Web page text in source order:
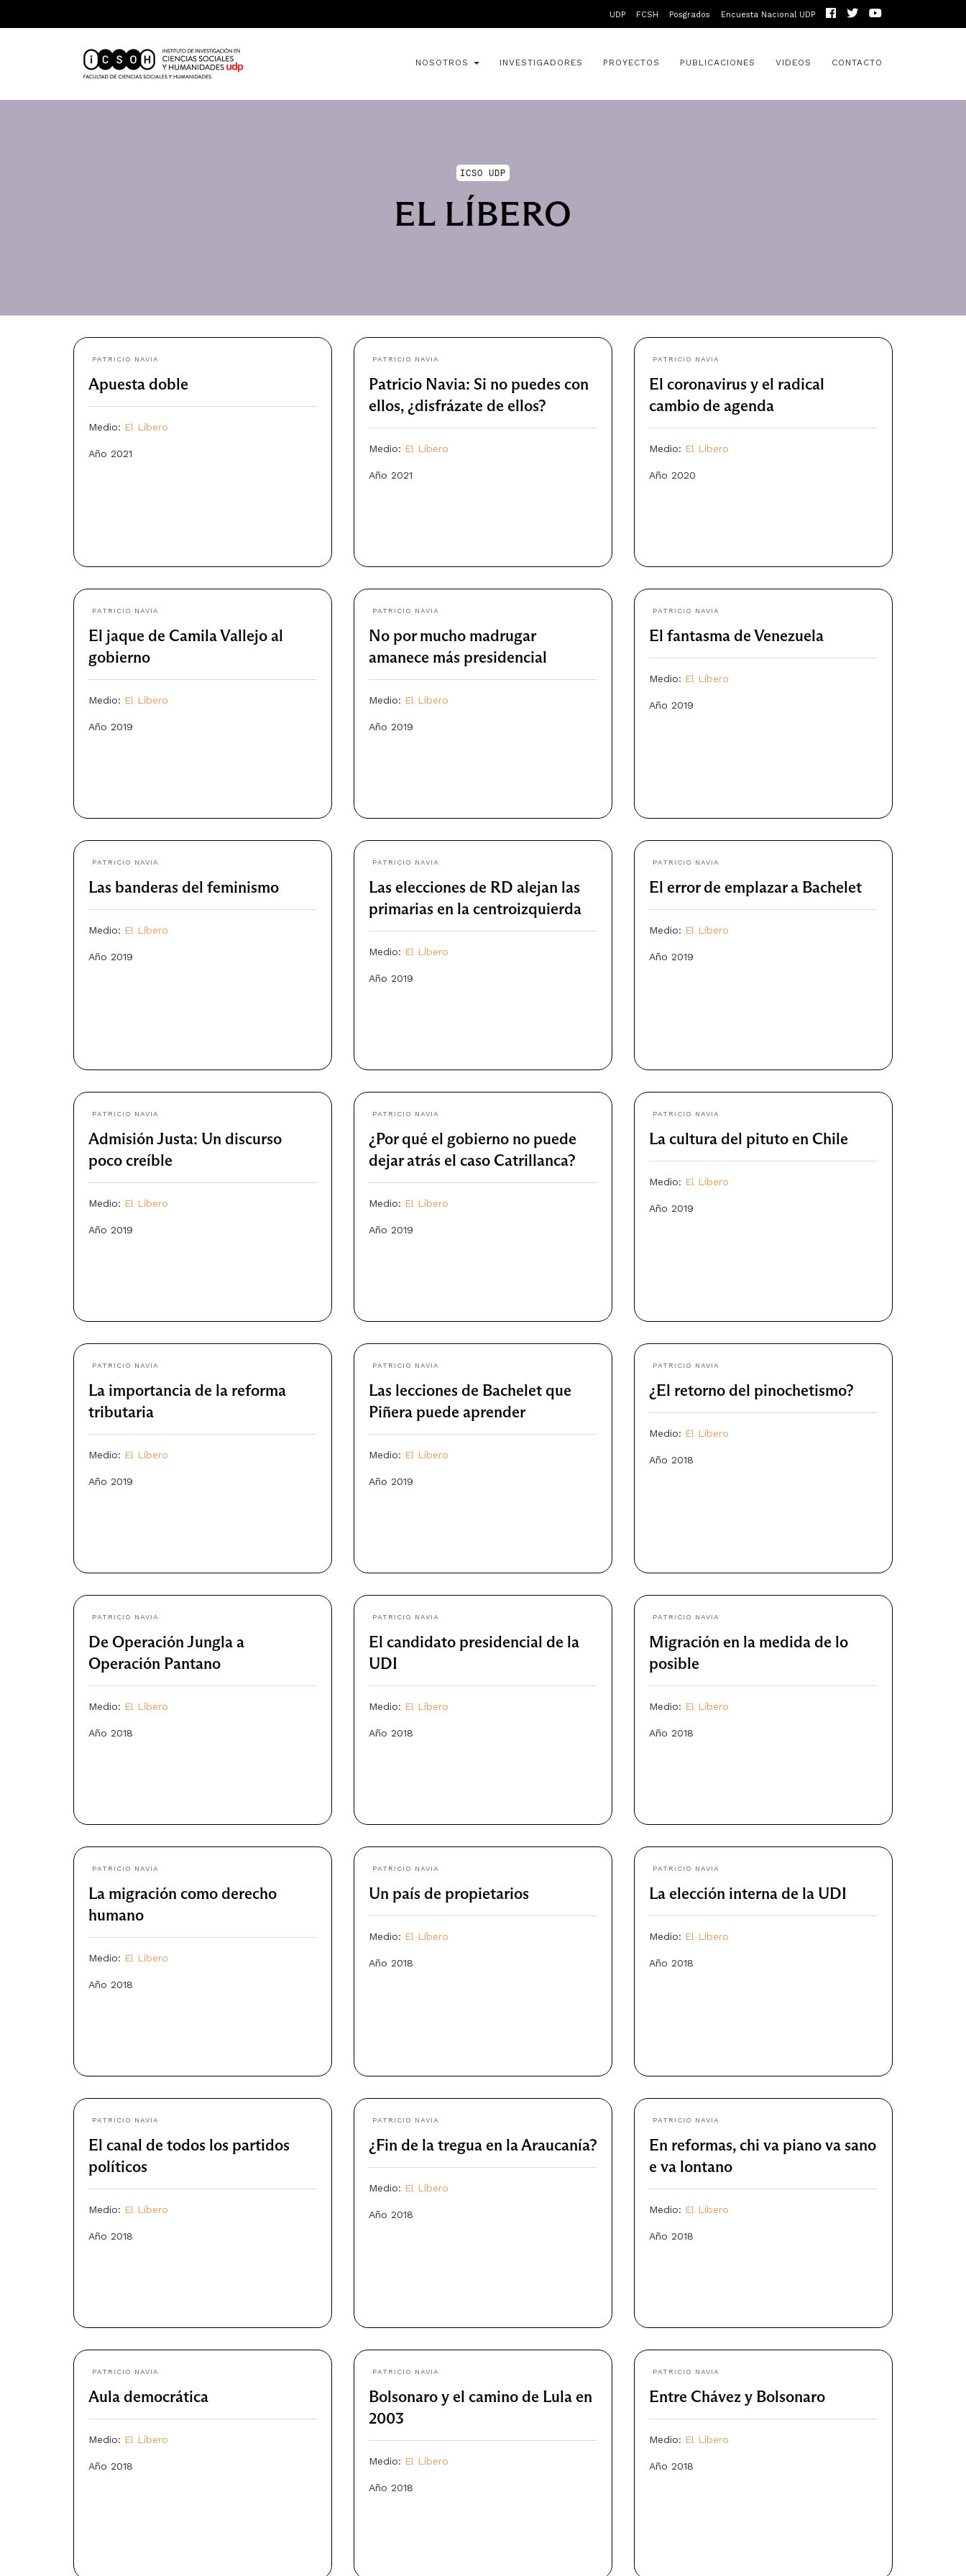
UDP FCSH Posgrados Encuesta Nacional UDP
NOSOTROS INVESTIGADORES PROYECTOS PUBLICACIONES VIDEOS CONTACTO
ICSO UDP
EL LÍBERO
PATRICIO NAVIA
Apuesta doble
Medio: El Líbero
Año 2021
PATRICIO NAVIA
Patricio Navia: Si no puedes con
ellos, ¿disfrázate de ellos?
Medio: El Líbero
Año 2021
PATRICIO NAVIA
El coronavirus y el radical
cambio de agenda
Medio: El Líbero
Año 2020
PATRICIO NAVIA
El jaque de Camila Vallejo al
gobierno
Medio: El Líbero
Año 2019
PATRICIO NAVIA
No por mucho madrugar
amanece más presidencial
Medio: El Líbero
Año 2019
PATRICIO NAVIA
El fantasma de Venezuela
Medio: El Líbero
Año 2019
PATRICIO NAVIA
Las banderas del feminismo
Medio: El Líbero
Año 2019
PATRICIO NAVIA
Las elecciones de RD alejan las
primarias en la centroizquierda
Medio: El Líbero
Año 2019
PATRICIO NAVIA
El error de emplazar a Bachelet
Medio: El Líbero
Año 2019
PATRICIO NAVIA
Admisión Justa: Un discurso
poco creíble
Medio: El Líbero
Año 2019
PATRICIO NAVIA
¿Por qué el gobierno no puede
dejar atrás el caso Catrillanca?
Medio: El Líbero
Año 2019
PATRICIO NAVIA
La cultura del pituto en Chile
Medio: El Líbero
Año 2019
PATRICIO NAVIA
La importancia de la reforma
tributaria
Medio: El Líbero
Año 2019
PATRICIO NAVIA
Las lecciones de Bachelet que
Piñera puede aprender
Medio: El Líbero
Año 2019
PATRICIO NAVIA
¿El retorno del pinochetismo?
Medio: El Líbero
Año 2018
PATRICIO NAVIA
De Operación Jungla a
Operación Pantano
Medio: El Líbero
Año 2018
PATRICIO NAVIA
El candidato presidencial de la
UDI
Medio: El Líbero
Año 2018
PATRICIO NAVIA
Migración en la medida de lo
posible
Medio: El Líbero
Año 2018
PATRICIO NAVIA
La migración como derecho
humano
Medio: El Líbero
Año 2018
PATRICIO NAVIA
Un país de propietarios
Medio: El Líbero
Año 2018
PATRICIO NAVIA
La elección interna de la UDI
Medio: El Líbero
Año 2018
PATRICIO NAVIA
El canal de todos los partidos
políticos
Medio: El Líbero
Año 2018
PATRICIO NAVIA
¿Fin de la tregua en la Araucanía?
Medio: El Líbero
Año 2018
PATRICIO NAVIA
En reformas, chi va piano va sano
e va lontano
Medio: El Líbero
Año 2018
PATRICIO NAVIA
Aula democrática
Medio: El Líbero
Año 2018
PATRICIO NAVIA
Bolsonaro y el camino de Lula en
2003
Medio: El Líbero
Año 2018
PATRICIO NAVIA
Entre Chávez y Bolsonaro
Medio: El Líbero
Año 2018